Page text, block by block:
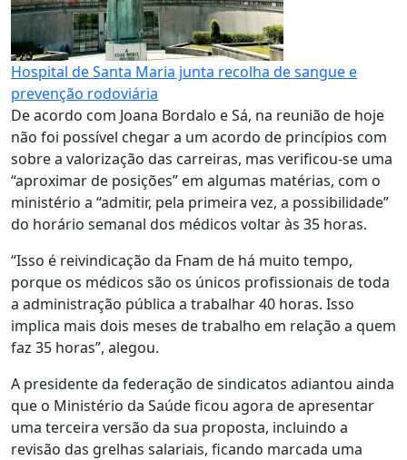
Hospital de Santa Maria junta recolha de sangue e
prevenção rodoviária
De acordo com Joana Bordalo e Sá, na reunião de hoje
não foi possível chegar a um acordo de princípios com
sobre a valorização das carreiras, mas verificou-se uma
“aproximar de posições” em algumas matérias, com o
ministério a “admitir, pela primeira vez, a possibilidade”
do horário semanal dos médicos voltar às 35 horas.
“Isso é reivindicação da Fnam de há muito tempo,
porque os médicos são os únicos profissionais de toda
a administração pública a trabalhar 40 horas. Isso
implica mais dois meses de trabalho em relação a quem
faz 35 horas”, alegou.
A presidente da federação de sindicatos adiantou ainda
que o Ministério da Saúde ficou agora de apresentar
uma terceira versão da sua proposta, incluindo a
revisão das grelhas salariais, ficando marcada uma